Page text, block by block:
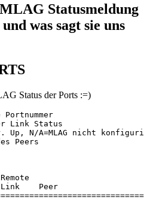
Statusmeldung
was sagt sie uns
Status der Ports :=)
Link Status
Up, N/A=MLAG nicht
Peers
Peer